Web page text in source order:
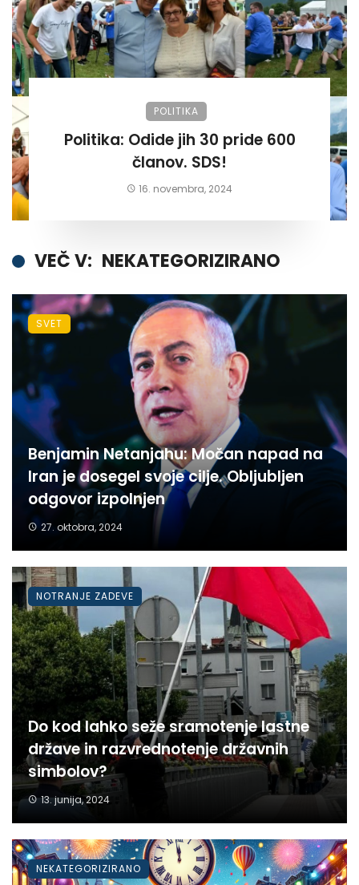
POLITIKA
Politika: Odide jih 30 pride 600
članov. SDS!
16. novembra, 2024
VEČ V: NEKATEGORIZIRANO
Benjamin Netanjahu: Močan napad na
Iran je dosegel svoje cilje. Obljubljen
odgovor izpolnjen
27. oktobra, 2024
SVET
Do kod lahko seže sramotenje lastne
države in razvrednotenje državnih
simbolov?
13. junija, 2024
NOTRANJE ZADEVE
NEKATEGORIZIRANO